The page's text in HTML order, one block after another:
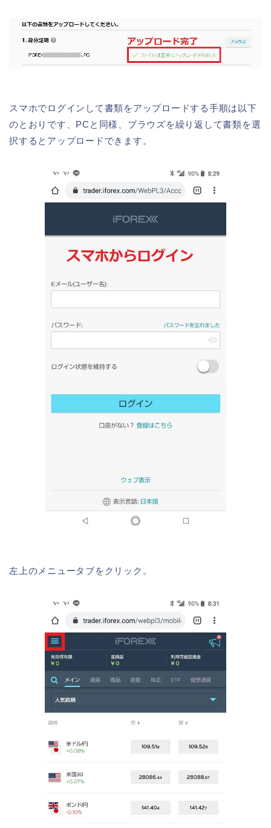
スマホでログインして書類をアップロードする手順は以下
のとおりです、PCと同様、ブラウズを繰り返して書類を選
択するとアップロードできます。
左上のメニュータブをクリック。